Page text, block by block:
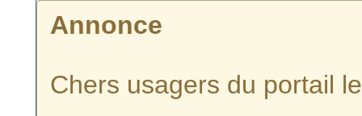
Annonce
Chers usagers du portail